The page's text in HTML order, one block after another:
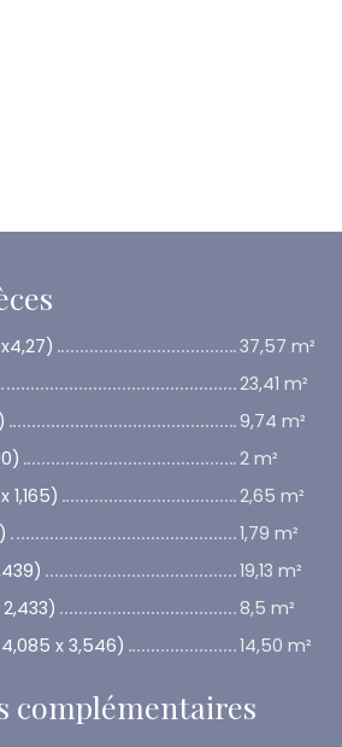
37,57 m²
23,41 m²
9,74 m²
2 m²
1,165)
2,65 m²
1,79 m²
19,13 m²
8,5 m²
x 3,546)
14,50 m²
complémentaires